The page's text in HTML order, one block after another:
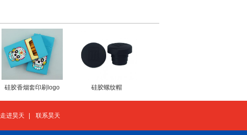
硅胶香烟套印刷logo 硅胶螺纹帽
走进昊天 联系昊天